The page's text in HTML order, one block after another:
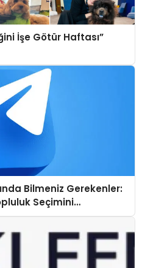
İşe Götür Haftası”
Bilmeniz Gerekenler:
Seçimini